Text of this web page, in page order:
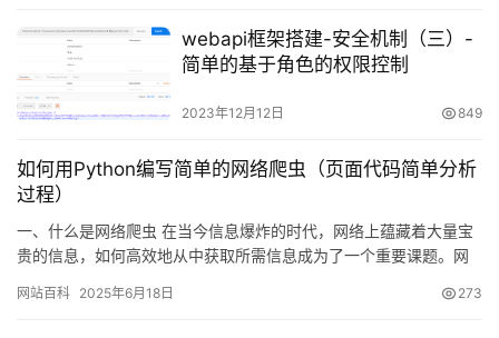
webapi框架搭建-安全机制（三）-
简单的基于角色的权限控制
2023年12月12日 849
如何用Python编写简单的网络爬虫（页面代码简单分析
过程）
一、什么是网络爬虫 在当今信息爆炸的时代，网络上蕴藏着大量宝
贵的信息，如何高效地从中获取所需信息成为了一个重要课题。网
网站百科 2025年6月18日 273